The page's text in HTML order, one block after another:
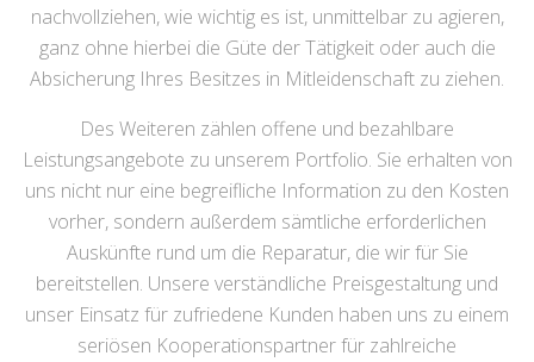
nachvollziehen, wie wichtig es ist, unmittelbar zu agieren,
ganz ohne hierbei die Güte der Tätigkeit oder auch die
Absicherung Ihres Besitzes in Mitleidenschaft zu ziehen.
Des Weiteren zählen offene und bezahlbare
Leistungsangebote zu unserem Portfolio. Sie erhalten von
uns nicht nur eine begreifliche Information zu den Kosten
vorher, sondern außerdem sämtliche erforderlichen
Auskünfte rund um die Reparatur, die wir für Sie
bereitstellen. Unsere verständliche Preisgestaltung und
unser Einsatz für zufriedene Kunden haben uns zu einem
seriösen Kooperationspartner für zahlreiche